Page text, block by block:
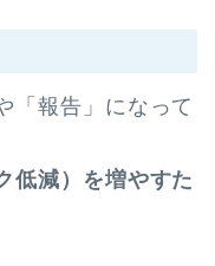
「報告」になって
低減）を増やすた